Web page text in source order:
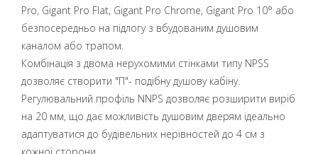
Pro, Gigant Pro Flat, Gigant Pro Chrome, Gigant Pro 10° або
безпосередньо на підлогу з вбудованим душовим
каналом або трапом.
Комбінація з двома нерухомими стінками типу NPSS
дозволяє створити "П"- подібну душову кабіну.
Регулювальний профіль NNPS дозволяє розширити виріб
на 20 мм, що дає можливість душовим дверям ідеально
адаптуватися до будівельних нерівностей до 4 cм з